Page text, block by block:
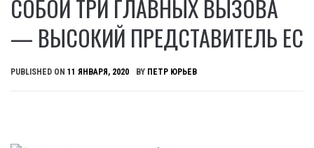
СОБОЙ ТРИ ГЛАВНЫХ ВЫЗОВА
— ВЫСОКИЙ ПРЕДСТАВИТЕЛЬ ЕС
PUBLISHED ON 11 ЯНВАРЯ, 2020 BY ПЕТР ЮРЬЕВ